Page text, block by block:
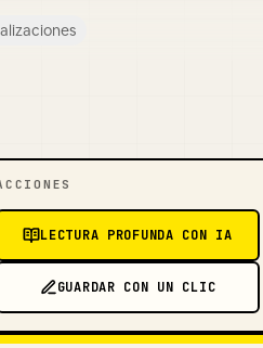
LECTURA PROFUNDA CON IA
GUARDAR CON UN CLIC